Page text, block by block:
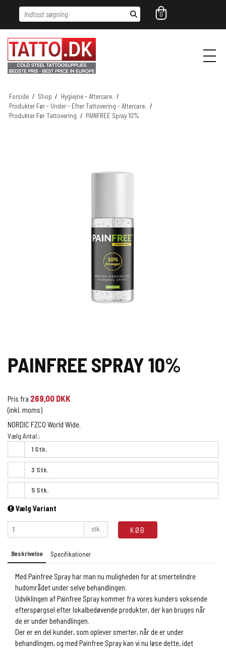
Indtast søgning 0
Forside / Shop / Hygiejne - Aftercare. /
Produkter Før - Under - Efter Tattovering - Aftercare. /
Produkter Før Tattovering / PAINFREE Spray 10%
PAINFREE SPRAY 10%
Pris fra 269,00 DKK
(inkl. moms)
NORDIC FZCO World Wide.
Vælg Antal.:
1 Stk.
3 Stk.
5 Stk.
Vælg Variant
stk. KØB
Beskrivelse Specifikationer
Med Painfree Spray har man nu muligheden for at smertelindre
hudområdet under selve behandlingen.
Udviklingen af Painfree Spray kommer fra vores kunders voksende
efterspørgsel efter lokalbedøvende produkter, der kan bruges når
de er under behandlingen.
Der er en del kunder, som oplever smerter, når de er under
behandlingen, og med Painfree Spray kan vi nu løse dette, idet